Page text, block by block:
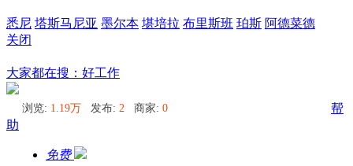
悉尼 塔斯马尼亚 墨尔本 堪培拉 布里斯班 珀斯 阿德菜德
关闭
大家都在搜：好工作
浏览: 1.19万 发布: 2 商家: 0
帮
助
免费